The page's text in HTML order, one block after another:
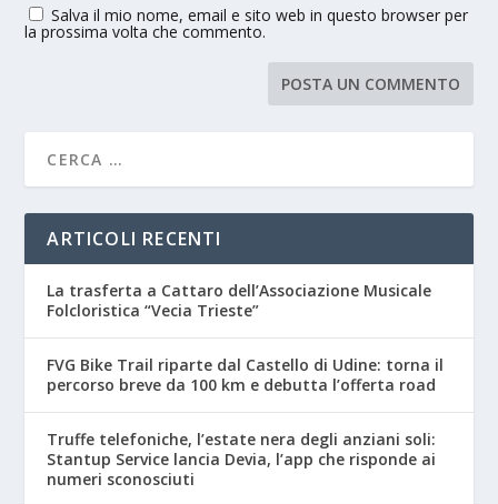
Salva il mio nome, email e sito web in questo browser per
la prossima volta che commento.
ARTICOLI RECENTI
La trasferta a Cattaro dell’Associazione Musicale
Folcloristica “Vecia Trieste”
FVG Bike Trail riparte dal Castello di Udine: torna il
percorso breve da 100 km e debutta l’offerta road
Truffe telefoniche, l’estate nera degli anziani soli:
Stantup Service lancia Devia, l’app che risponde ai
numeri sconosciuti